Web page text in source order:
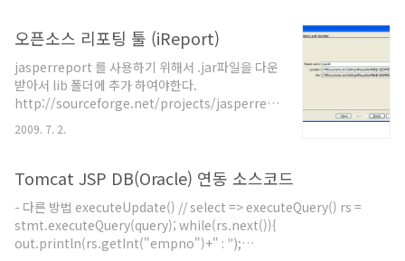
오픈소스 리포팅 툴 (iReport)
jasperreport 를 사용하기 위해서 .jar파일을 다운
받아서 lib 폴더에 추가 하여야한다.
http://sourceforge.net/projects/jasperreports
사이트에서 다운받을수 있다. 필요한 파일은
struts2-jasperreports-plugin-2.x.x.jar
commons-digester.jar commons-
알아서 받기 바란다. 우선 PDF 파일로 변경하기 위
해서 .jrxml파일이 필요하다. 위와같은 .jrxml 파일
을 생성한다. 데이터 변수를 미리 정의한 부분이다.
2009. 7. 2.
Tomcat JSP DB(Oracle) 연동 소스코드
- 다른 방법 executeUpdate() // select => executeQuery() rs =
stmt.executeQuery(query); while(rs.next()){
out.println(rs.getInt("empno")+" : ");